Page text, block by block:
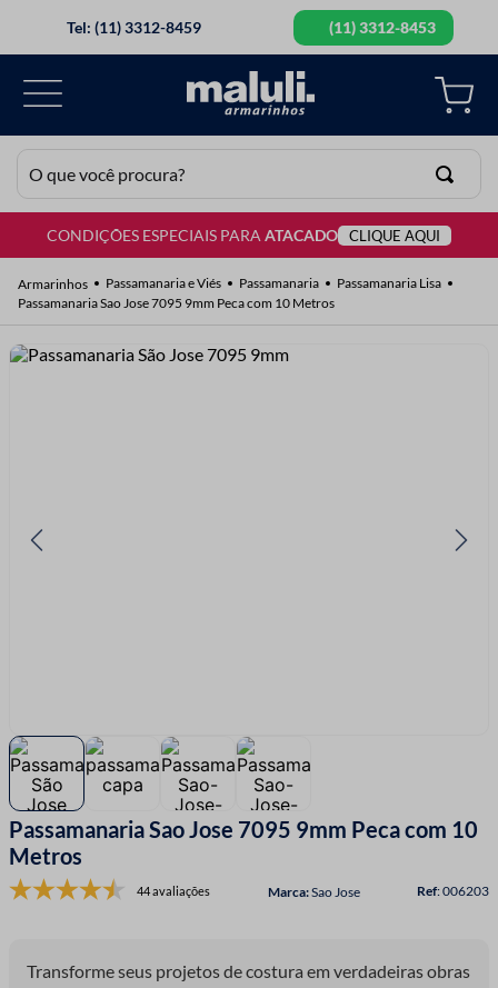
Tel: (11) 3312-8459 (11) 3312-8453
O que você procura?
CONDIÇÕES ESPECIAIS PARAATACADO CLIQUE AQUI
Passamanaria e Viés Passamanaria
Passamanaria Lisa
Passamanaria Sao Jose 7095 9mm Peca com 10 Metros
Passamanaria Sao Jose 7095 9mm Peca com 10
Metros
44 avaliações Sao Jose :006203
Transforme seus projetos de costura em verdadeiras obras
TERMOS MAIS BUSCADOS
2º
barbante
3º
botão
8º